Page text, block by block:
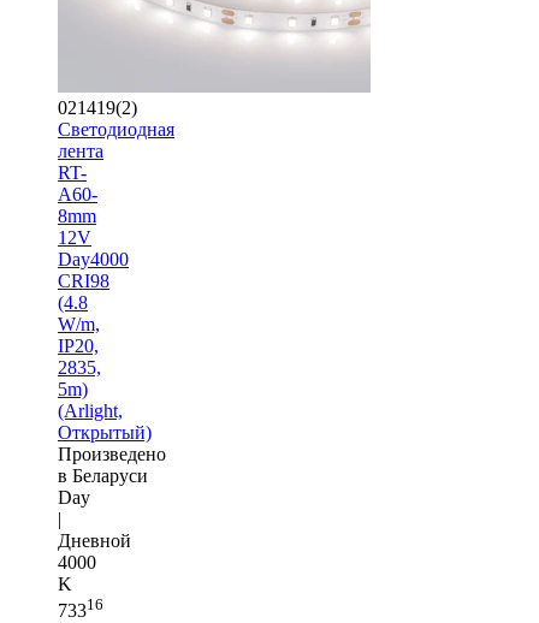
021419(2)
Светодиодная
лента
RT-
A60-
8mm
12V
Day4000
CRI98
(4.8
W/m,
IP20,
2835,
5m)
(Arlight,
Открытый)
Произведено
в Беларуси
Day
|
Дневной
4000
K
73316